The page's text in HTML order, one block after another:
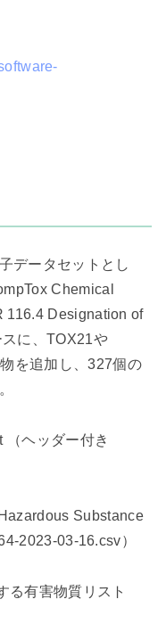
データセットとし
Chemical
116.4 Designation of
に、 TOX21や
を追加し、327個の
（ヘッダー付き
Substance
2023-03-16.csv）
る有害物質リスト